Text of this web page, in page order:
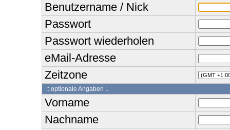
Benutzername / Nick
Passwort
Passwort wiederholen
eMail-Adresse
Zeitzone
:: optionale Angaben :.
Vorname
Nachname